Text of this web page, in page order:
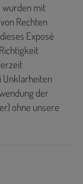
wurden mit
Rechten
Exposé
Unklarheiten
der
ohne unsere